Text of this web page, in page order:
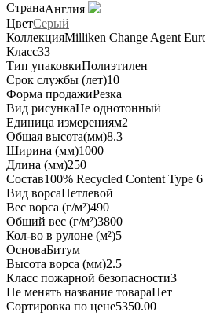
СтранаАнглия
ЦветСерый
КоллекцияMilliken Change Agent
Класс33
Тип упаковкиПолиэтилен
Срок службы (лет)10
Форма продажиРезка
Вид рисункаНе однотонный
Единица измерениям2
Общая высота(мм)8.3
Ширина (мм)1000
Длина (мм)250
Состав100% Recycled Content Type
Вид ворсаПетлевой
Вес ворса (г/м²)490
Общий вес (г/м²)3800
Кол-во в рулоне (м²)5
ОсноваБитум
Высота ворса (мм)2.5
Класс пожарной безопасности3
Не менять название товараНет
Сортировка по цене5350.00